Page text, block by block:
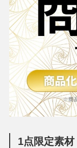
1点限定素材